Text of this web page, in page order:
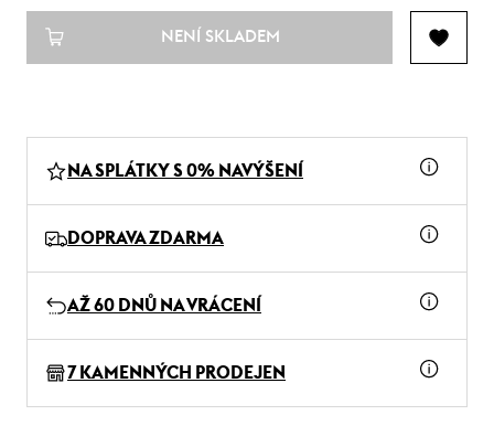
NENÍ SKLADEM
NA SPLÁTKY S 0% NAVÝŠENÍ
DOPRAVA ZDARMA
AŽ 60 DNŮ NA VRÁCENÍ
7 KAMENNÝCH PRODEJEN